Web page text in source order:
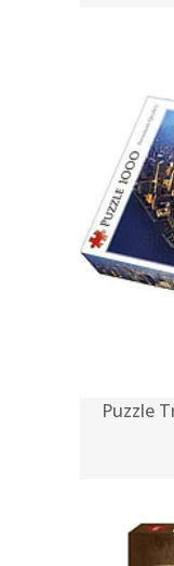
Puzzle